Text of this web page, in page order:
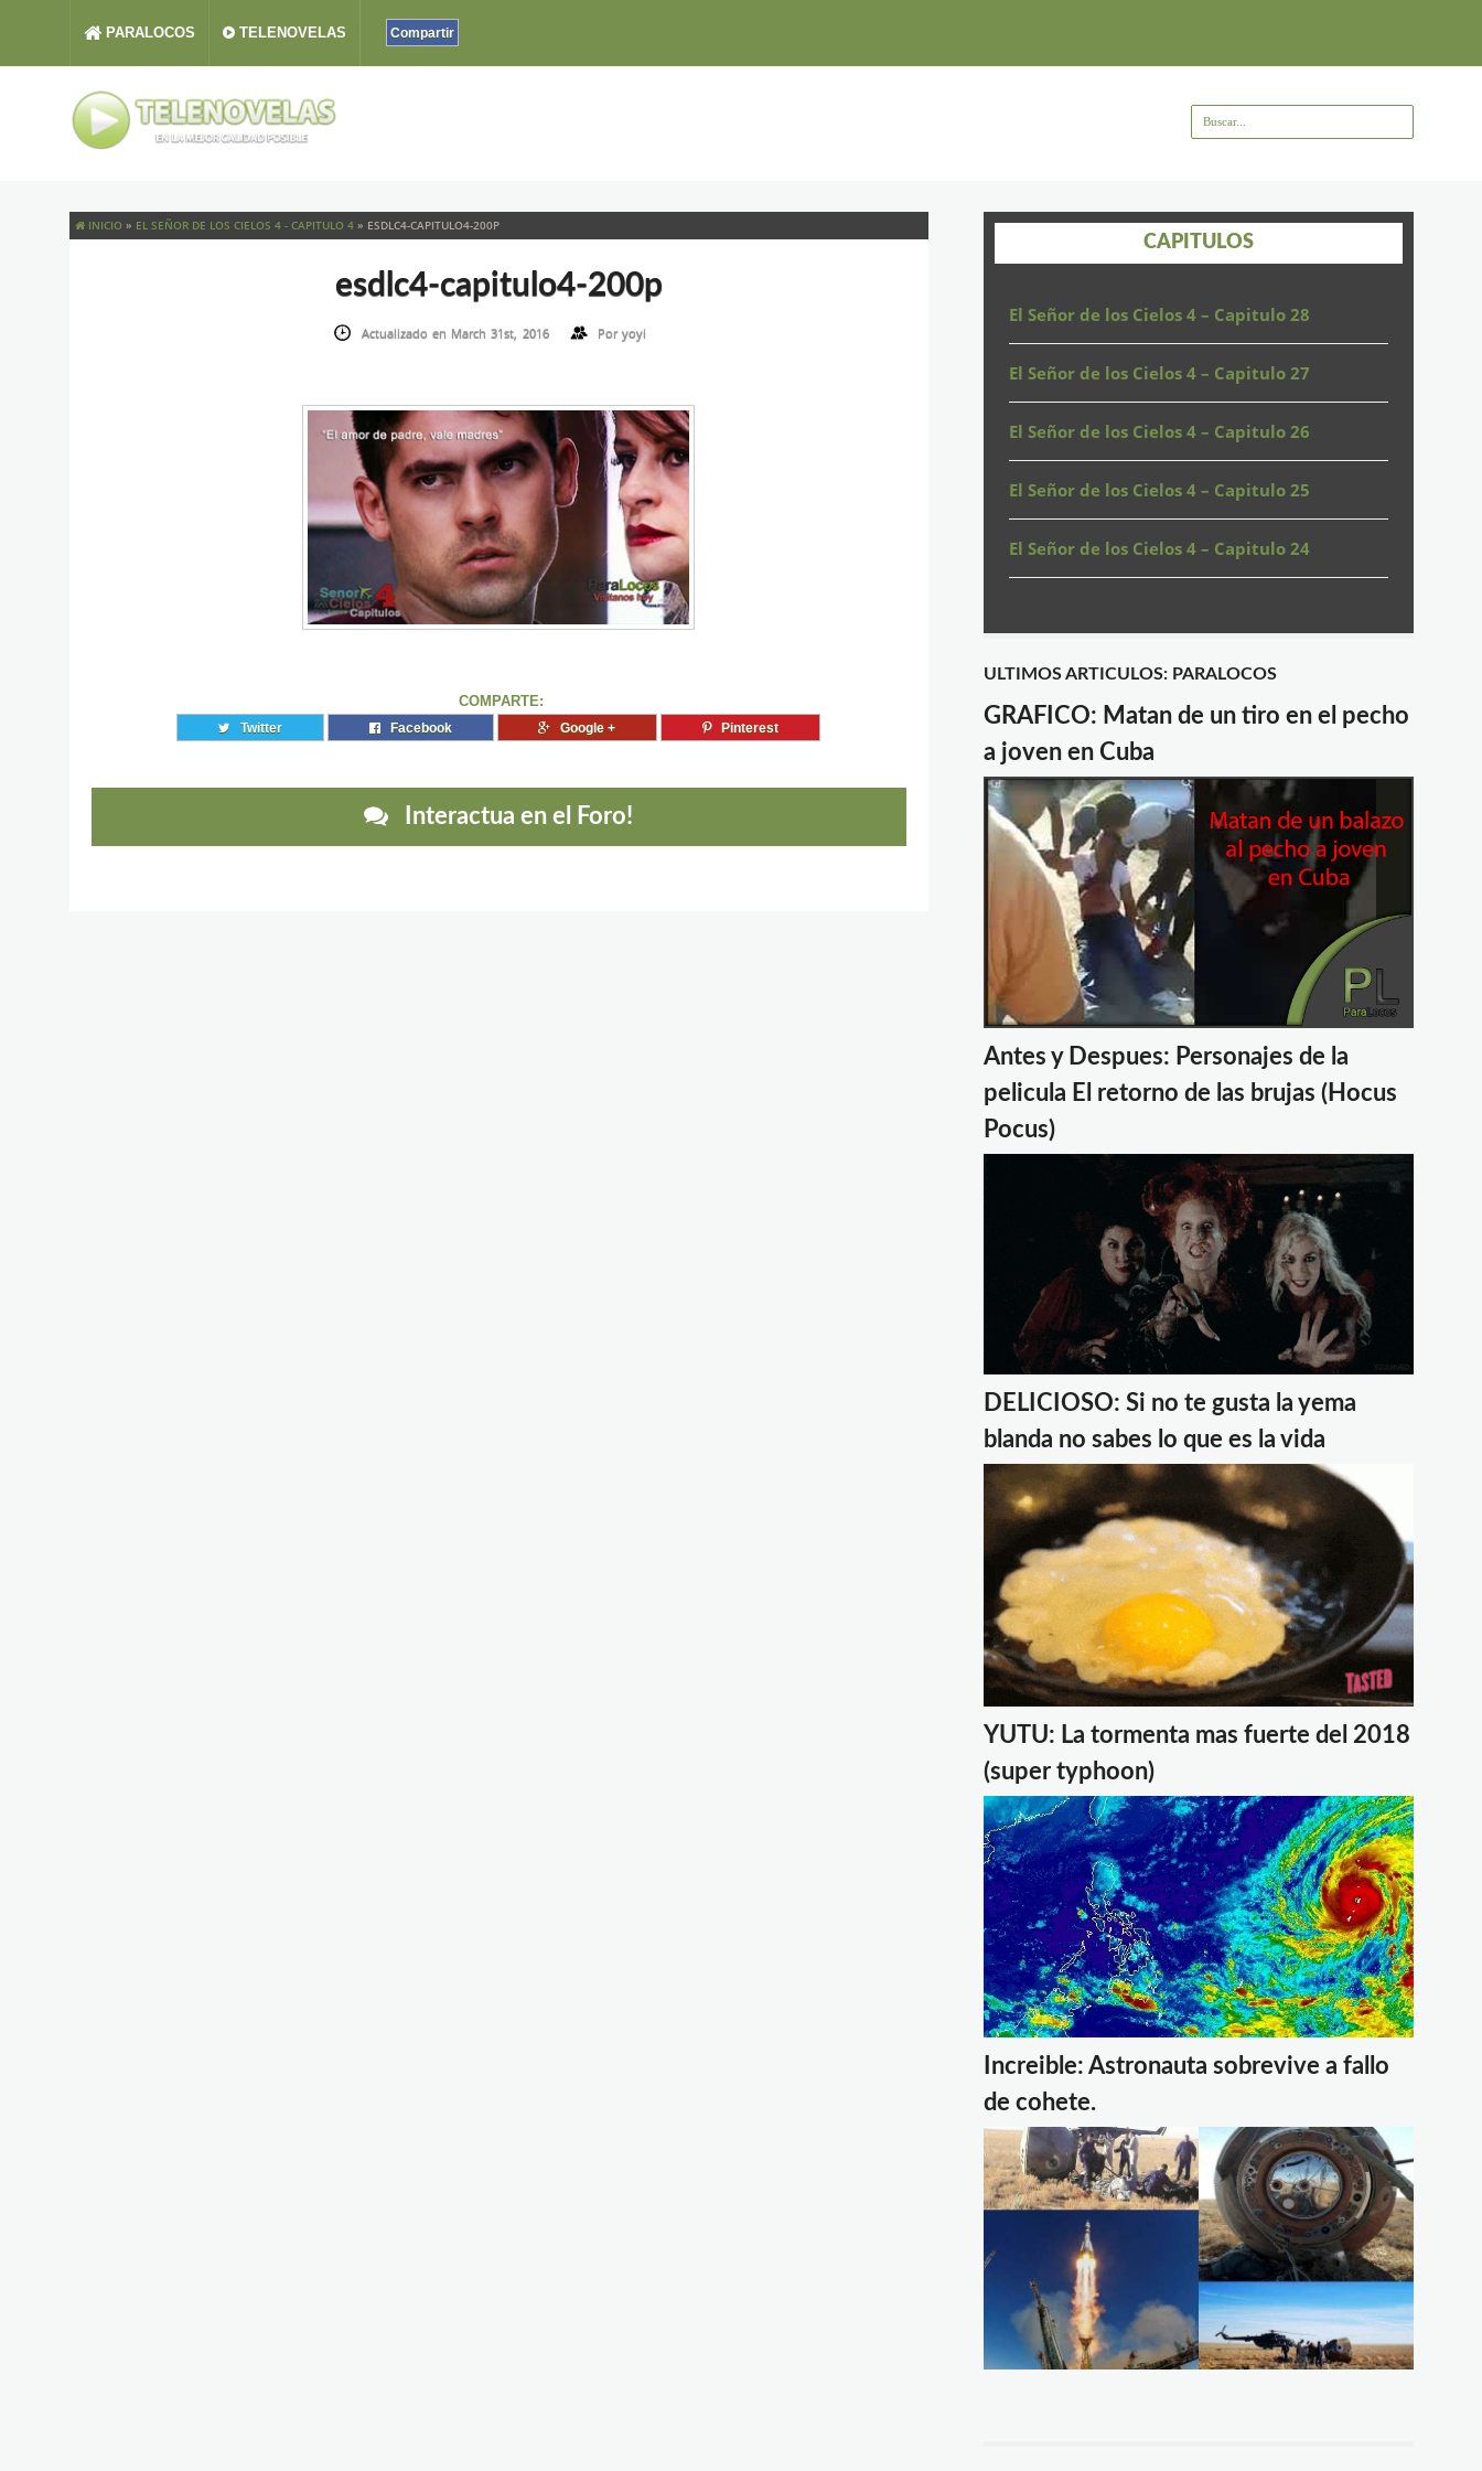
PARALOCOS TELENOVELAS Compartir
INICIO » EL SEÑOR DE LOS CIELOS 4 - CAPITULO 4» ESDLC4-CAPITULO4-200P
esdlc4-capitulo4-200p
Actualizado en March 31st, 2016 Por yoyi
COMPARTE:
Twitter Facebook Google + Pinterest
Interactua en el Foro!
CAPITULOS
El Señor de los Cielos 4 – Capitulo 28
El Señor de los Cielos 4 – Capitulo 27
El Señor de los Cielos 4 – Capitulo 26
El Señor de los Cielos 4 – Capitulo 25
El Señor de los Cielos 4 – Capitulo 24
ULTIMOS ARTICULOS: PARALOCOS
GRAFICO: Matan de un tiro en el pecho
a joven en Cuba
Antes y Despues: Personajes de la
pelicula El retorno de las brujas (Hocus
Pocus)
DELICIOSO: Si no te gusta la yema
blanda no sabes lo que es la vida
YUTU: La tormenta mas fuerte del 2018
(super typhoon)
Increible: Astronauta sobrevive a fallo
de cohete.